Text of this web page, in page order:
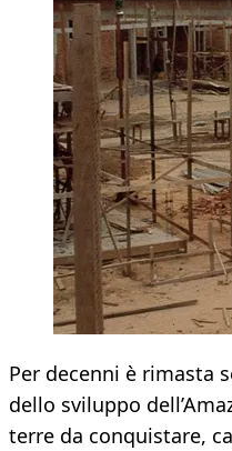
Per decenni è rimasta
dello sviluppo
terre da conquistare,